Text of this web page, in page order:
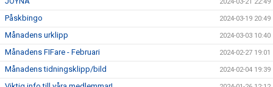
2024-03-21 22:49
Påskbingo 2024-03-19 20:49
Månadens urklipp 2024-03-03 10:40
Månadens FIFare - Februari 2024-02-27 19:01
Månadens tidningsklipp/bild 2024-02-04 19:39